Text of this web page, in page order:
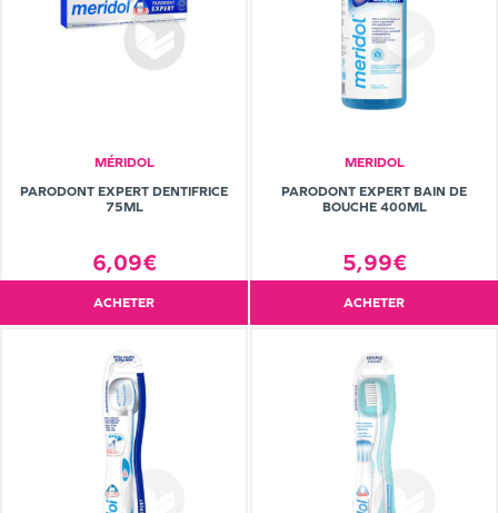
MÉRIDOL
PARODONT EXPERT DENTIFRICE
75ML
6,09€
ACHETER
MERIDOL
PARODONT EXPERT BAIN DE
BOUCHE 400ML
5,99€
ACHETER